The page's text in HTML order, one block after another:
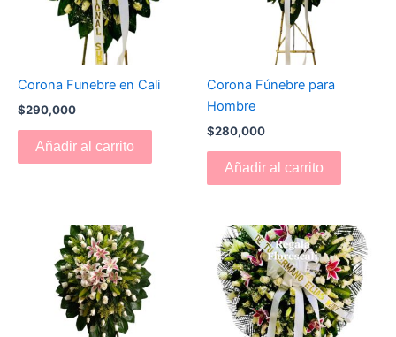
Corona Funebre en Cali
$290,000
Añadir al carrito
Corona Fúnebre para
Hombre
$280,000
Añadir al carrito